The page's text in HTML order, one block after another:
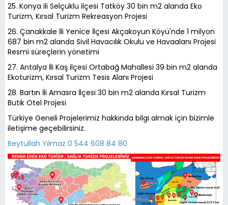
25. Konya ili Selçuklu ilçesi Tatköy 30 bin m2 alanda Eko
Turizm, Kırsal Turizm Rekreasyon Projesi
26. Çanakkale İli Yenice İlçesi Akçakoyun Köyü'nde 1 milyon
687 bin m2 alanda Sivil Havacılık Okulu ve Havaalanı Projesi
Resmi süreçlerin yönetimi
27. Antalya İli Kaş ilçesi Ortabağ Mahallesi 39 bin m2 alanda
Ekoturizm, Kırsal Turizm Tesis Alanı Projesi
28. Bartın İli Amasra İlçesi 30 bin m2 alanda Kırsal Turizm
Butik Otel Projesi
Türkiye Geneli Projelerimiz hakkında bilgi almak için bizimle
iletişime geçebilirsiniz.
Beytullah Yılmaz 0 544 608 84 80